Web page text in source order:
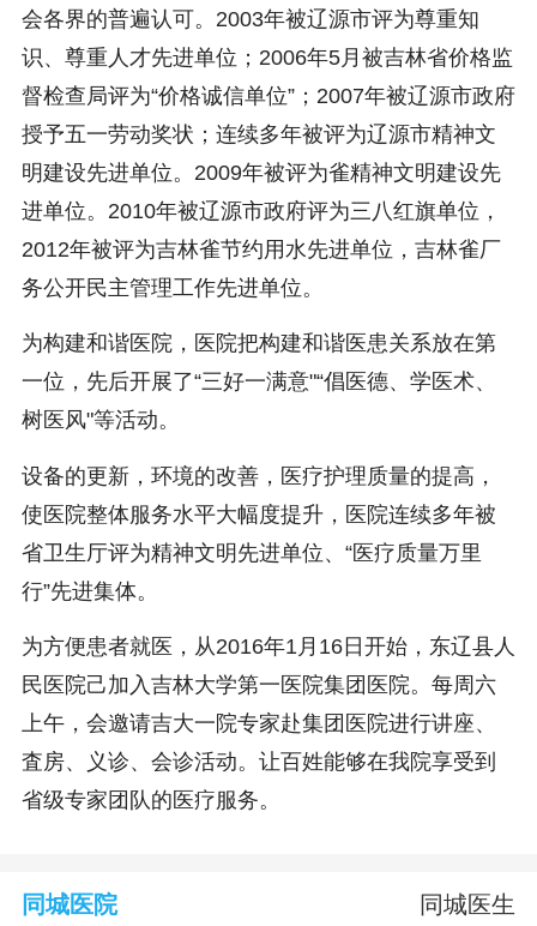
会各界的普遍认可。2003年被辽源市评为尊重知
识、尊重人才先进单位；2006年5月被吉林省价格监
督检查局评为“价格诚信单位”；2007年被辽源市政府
授予五一劳动奖状；连续多年被评为辽源市精神文
明建设先进单位。2009年被评为雀精神文明建设先
进单位。2010年被辽源市政府评为三八红旗单位，
2012年被评为吉林雀节约用水先进单位，吉林雀厂
务公开民主管理工作先进单位。
为构建和谐医院，医院把构建和谐医患关系放在第
一位，先后开展了“三好一满意"“倡医德、学医术、
树医风"等活动。
设备的更新，环境的改善，医疗护理质量的提高，
使医院整体服务水平大幅度提升，医院连续多年被
省卫生厅评为精神文明先进单位、“医疗质量万里
行”先进集体。
为方便患者就医，从2016年1月16日开始，东辽县人
民医院己加入吉林大学第一医院集团医院。每周六
上午，会邀请吉大一院专家赴集团医院进行讲座、
査房、义诊、会诊活动。让百姓能够在我院享受到
省级专家团队的医疗服务。
同城医院 同城医生